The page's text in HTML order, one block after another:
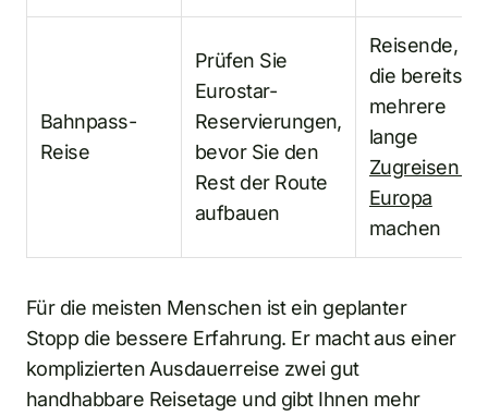
Bahnpass-
Reise
Prüfen Sie
Eurostar-
Reservierungen,
bevor Sie den
Rest der Route
aufbauen
Reisende,
die bereits
mehrere
lange
Zugreisen in
Europa
machen
Für die meisten Menschen ist ein geplanter
Stopp die bessere Erfahrung. Er macht aus einer
komplizierten Ausdauerreise zwei gut
handhabbare Reisetage und gibt Ihnen mehr